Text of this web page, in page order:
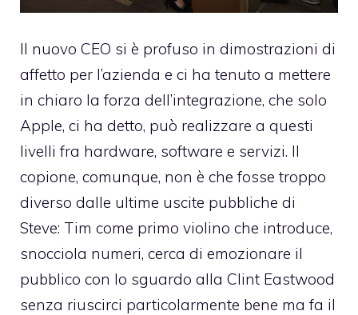
Il nuovo CEO si è profuso in dimostrazioni di
affetto per l’azienda e ci ha tenuto a mettere
in chiaro la forza dell’integrazione, che solo
Apple, ci ha detto, può realizzare a questi
livelli fra hardware, software e servizi. Il
copione, comunque, non è che fosse troppo
diverso dalle ultime uscite pubbliche di
Steve: Tim come primo violino che introduce,
snocciola numeri, cerca di emozionare il
pubblico con lo sguardo alla Clint Eastwood
senza riuscirci particolarmente bene ma fa il